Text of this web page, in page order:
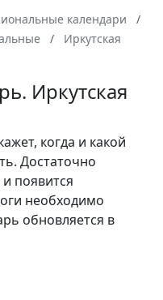
календари
Иркутская
Иркутская
когда и какой
Достаточно
появится
необходимо
обновляется в